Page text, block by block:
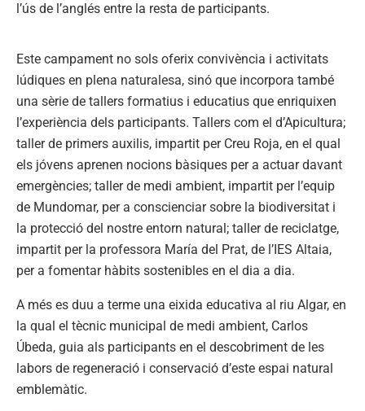
l’ús de l’anglés entre la resta de participants.
Este campament no sols oferix convivència i activitats
lúdiques en plena naturalesa, sinó que incorpora també
una sèrie de tallers formatius i educatius que enriquixen
l’experiència dels participants. Tallers com el d’Apicultura;
taller de primers auxilis, impartit per Creu Roja, en el qual
els jóvens aprenen nocions bàsiques per a actuar davant
emergències; taller de medi ambient, impartit per l’equip
de Mundomar, per a conscienciar sobre la biodiversitat i
la protecció del nostre entorn natural; taller de reciclatge,
impartit per la professora María del Prat, de l’IES Altaia,
per a fomentar hàbits sostenibles en el dia a dia.
A més es duu a terme una eixida educativa al riu Algar, en
la qual el tècnic municipal de medi ambient, Carlos
Úbeda, guia als participants en el descobriment de les
labors de regeneració i conservació d’este espai natural
emblemàtic.